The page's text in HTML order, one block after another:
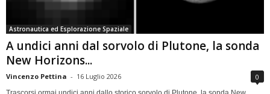
Astronautica ed Esplorazione Spaziale
A undici anni dal sorvolo di Plutone, la sonda
New Horizons...
Vincenzo Pettina - 16 Luglio 2026 0